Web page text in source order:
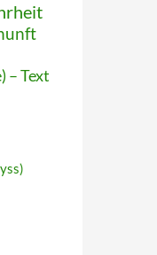
– Text